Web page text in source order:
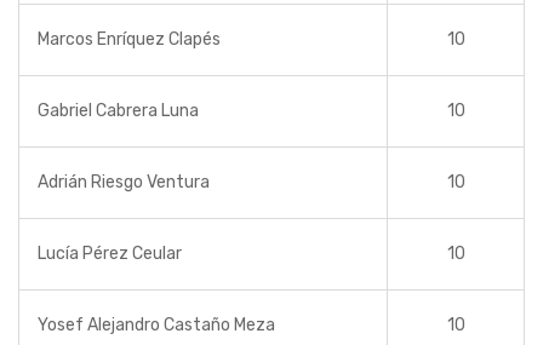
Marcos Enríquez Clapés 10
Gabriel Cabrera Luna 10
Adrián Riesgo Ventura 10
Lucía Pérez Ceular 10
Yosef Alejandro Castaño Meza 10